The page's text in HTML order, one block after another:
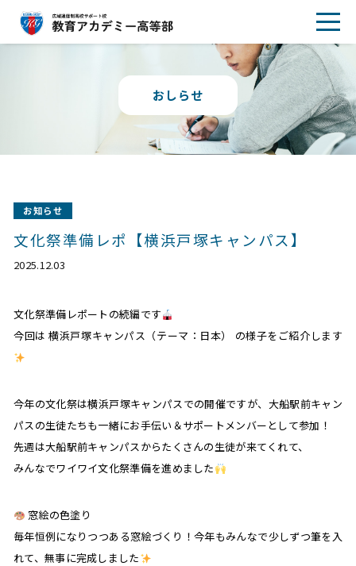
おしらせ
お知らせ
文化祭準備レポ【横浜戸塚キャンパス】
2025.12.03
文化祭準備レポートの続編です
今回は 横浜戸塚キャンパス（テーマ：日本） の様子をご紹介します
今年の文化祭は横浜戸塚キャンパスでの開催ですが、大船駅前キャン
パスの生徒たちも一緒にお手伝い＆サポートメンバーとして参加！
先週は大船駅前キャンパスからたくさんの生徒が来てくれて、
みんなでワイワイ文化祭準備を進めました
窓絵の色塗り
毎年恒例になりつつある窓絵づくり！今年もみんなで少しずつ筆を入
れて、無事に完成しました